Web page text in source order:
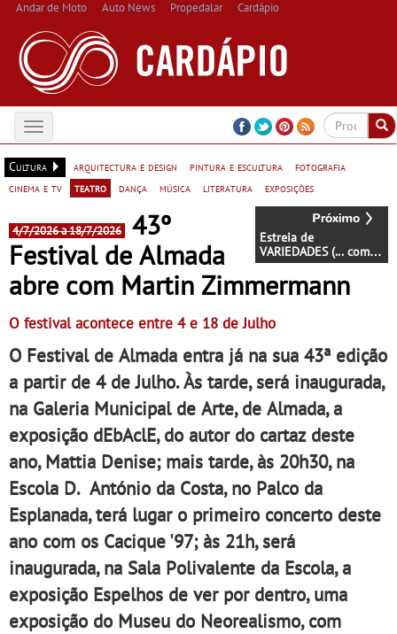
Andar de Moto Auto News Propedalar Cardápio
Toggle
navigation
Cultura
arquitectura e design pintura e escultura
fotografia
cinema e tv
teatro dança música literatura exposições
Estreia de
VARIEDADES (... como
uma ópera bufa
erótica e satírica) - De
8 de Julho a 16 de
Mayer ... no Teatro
4/7/2026 a 18/7/2026
43º
Festival de Almada
abre com Martin Zimmermann
O festival acontece entre 4 e 18 de Julho
O Festival de Almada entra já na sua 43ª edição
a partir de 4 de Julho. Às tarde, será inaugurada,
na Galeria Municipal de Arte, de Almada, a
exposição dEbAclE, do autor do cartaz deste
ano, Mattia Denise; mais tarde, às 20h30, na
Escola D. António da Costa, no Palco da
Esplanada, terá lugar o primeiro concerto deste
ano com os Cacique '97; às 21h, será
inaugurada, na Sala Polivalente da Escola, a
exposição Espelhos de ver por dentro, uma
exposição do Museu do Neorealismo, com